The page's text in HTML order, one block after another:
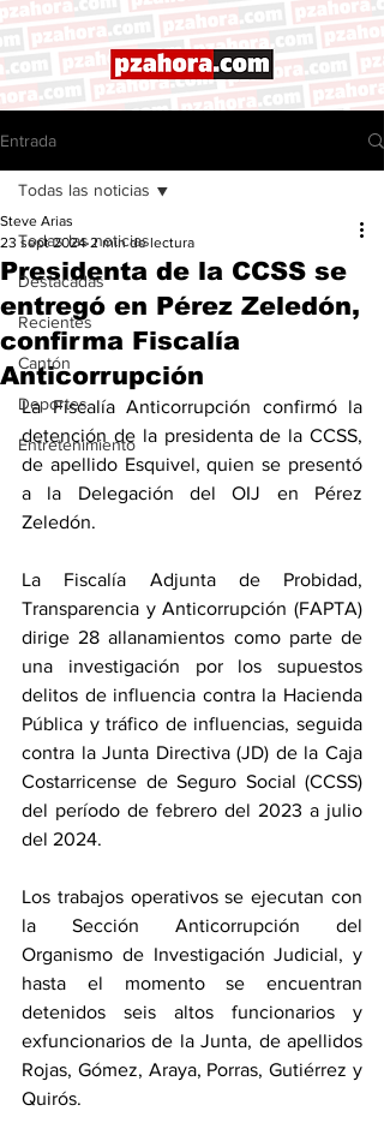
Entrada
Todas las noticias
Destacadas
Recientes
Cantón
Deportes
Entretenimiento
Todas las noticias
Presidenta de la CCSS se
entregó en Pérez Zeledón,
confirma Fiscalía
Anticorrupción
Steve Arias
23 sept 2024 2 min de lectura
La Fiscalía Anticorrupción confirmó la
detención de la presidenta de la CCSS,
de apellido Esquivel, quien se presentó
a la Delegación del OIJ en Pérez
Zeledón.
La Fiscalía Adjunta de Probidad,
Transparencia y Anticorrupción (FAPTA)
dirige 28 allanamientos como parte de
una investigación por los supuestos
delitos de influencia contra la Hacienda
Pública y tráfico de influencias, seguida
contra la Junta Directiva (JD) de la Caja
Costarricense de Seguro Social (CCSS)
del período de febrero del 2023 a julio
del 2024.
Los trabajos operativos se ejecutan con
la Sección Anticorrupción del
Organismo de Investigación Judicial, y
hasta el momento se encuentran
detenidos seis altos funcionarios y
exfuncionarios de la Junta, de apellidos
Rojas, Gómez, Araya, Porras, Gutiérrez y
Quirós.